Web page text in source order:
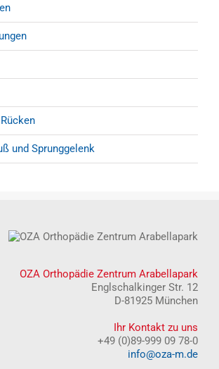
und Sprunggelenk
OZA Orthopädie Zentrum Arabellapark
Englschalkinger Str. 12
D-81925 München
Ihr Kontakt zu uns
+49 (0)89-999 09 78-0
info@oza-m.de